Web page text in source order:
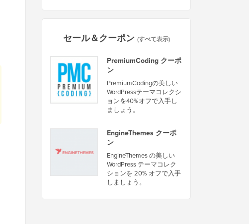
セール＆クーポン (すべて表示)
PremiumCoding クーポ
ン
PremiumCodingの美しい
WordPressテーマコレクシ
ョンを40%オフで入手し
ましょう。
EngineThemes クーポ
ン
EngineThemes の美しい
WordPress テーマコレク
ションを 20% オフで入手
しましょう。